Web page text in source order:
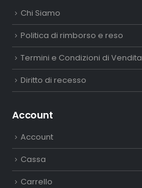
Chi Siamo
Politica di rimborso e reso
Termini e Condizioni di Vendita
Diritto di recesso
Account
Account
Cassa
Carrello